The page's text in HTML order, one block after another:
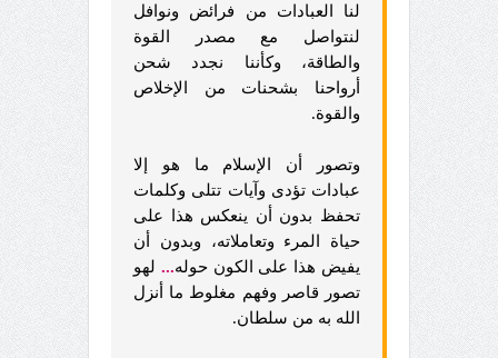
لنا العبادات من فرائض ونوافل
لنتواصل مع مصدر القوة
والطاقة، وكأننا نجدد شحن
أرواحنا بشحنات من الإخلاص
والقوة.
وتصور أن الإسلام ما هو إلا
عبادات تؤدى وآيات تتلى وكلمات
تحفظ بدون أن ينعكس هذا على
حياة المرء وتعاملاته، وبدون أن
يفيض هذا على الكون حوله... لهو
تصور قاصر وفهم مغلوط ما أنزل
الله به من سلطان.